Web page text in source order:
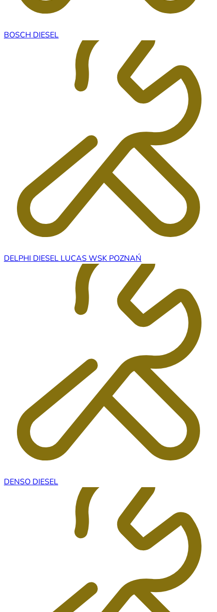
BOSCH DIESEL
DELPHI DIESEL LUCAS WSK POZNAŃ
DENSO DIESEL